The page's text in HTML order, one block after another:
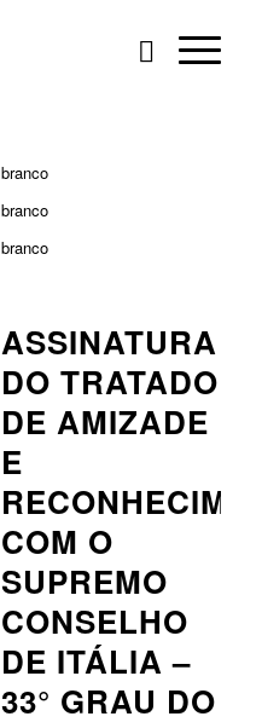
ASSINATURA
DO TRATADO
DE AMIZADE
E
COM O
SUPREMO
CONSELHO
DE ITÁLIA –
33° GRAU DO